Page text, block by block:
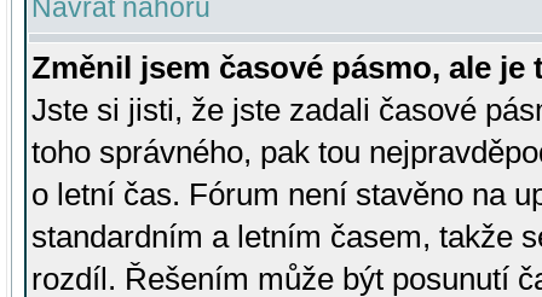
Návrat nahoru
Změnil jsem časové pásmo, ale je
Jste si jisti, že jste zadali časové
toho správného, pak tou
o letní čas. Fórum není stavěno na
standardním a letním časem, takže
rozdíl. Řešením může být posunutí